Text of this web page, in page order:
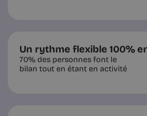
Un rythme flexible 100%
70% des personnes font le
bilan tout en étant en activité